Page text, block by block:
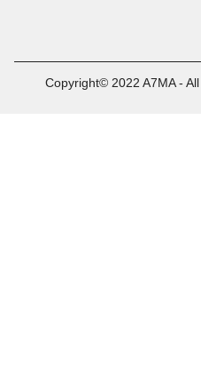
Copyright© 2022 A7MA -